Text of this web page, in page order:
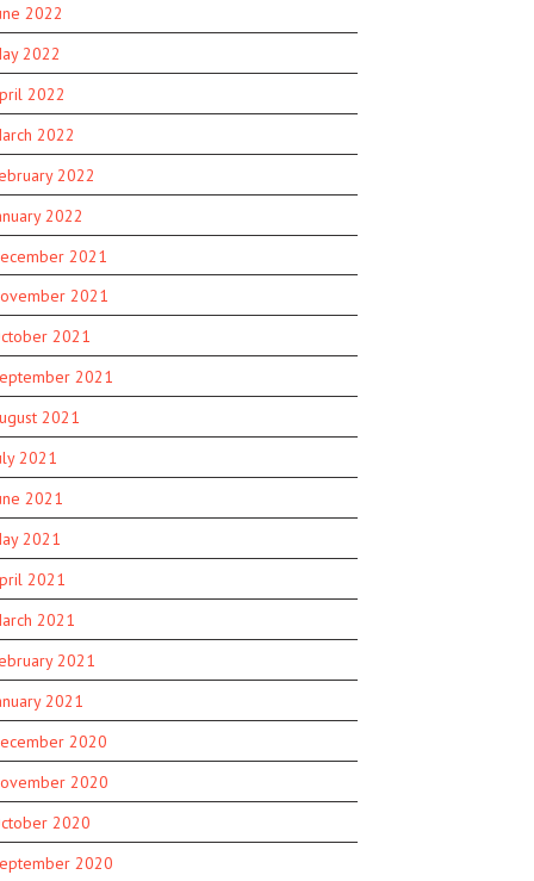
2022
2022
2022
2022
2022
2022
2021
2021
2021
2021
2021
2021
2021
2021
2021
2021
2021
2021
2020
2020
2020
2020